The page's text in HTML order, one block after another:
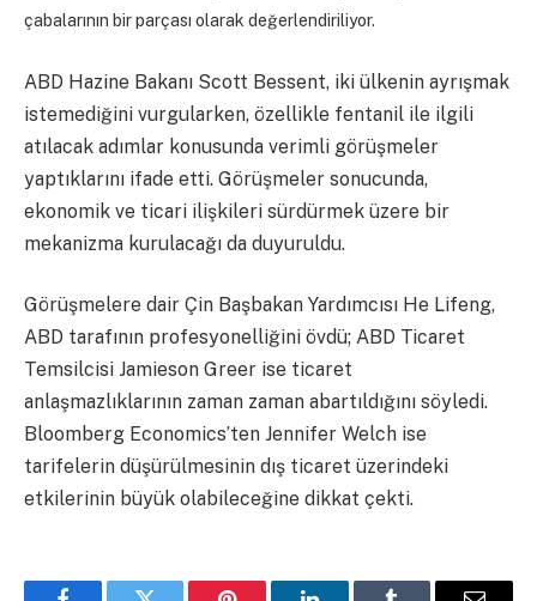
çabalarının bir parçası olarak değerlendiriliyor.
ABD Hazine Bakanı Scott Bessent, iki ülkenin ayrışmak
istemediğini vurgularken, özellikle fentanil ile ilgili
atılacak adımlar konusunda verimli görüşmeler
yaptıklarını ifade etti. Görüşmeler sonucunda,
ekonomik ve ticari ilişkileri sürdürmek üzere bir
mekanizma kurulacağı da duyuruldu.
Görüşmelere dair Çin Başbakan Yardımcısı He Lifeng,
ABD tarafının profesyonelliğini övdü; ABD Ticaret
Temsilcisi Jamieson Greer ise ticaret
anlaşmazlıklarının zaman zaman abartıldığını söyledi.
Bloomberg Economics’ten Jennifer Welch ise
tarifelerin düşürülmesinin dış ticaret üzerindeki
etkilerinin büyük olabileceğine dikkat çekti.